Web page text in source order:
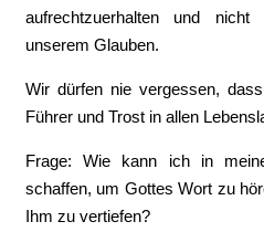
aufrechtzuerhalten und
unserem Glauben.
Wir dürfen nie vergessen,
Führer und Trost in allen
Frage: Wie kann ich in
schaffen, um Gottes Wort zu
Ihm zu vertiefen?